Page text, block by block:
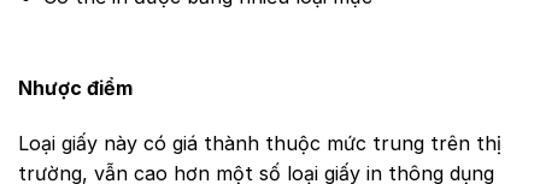
Nhược điểm
Loại giấy này có giá thành thuộc mức trung trên thị
trường, vẫn cao hơn một số loại giấy in thông dụng